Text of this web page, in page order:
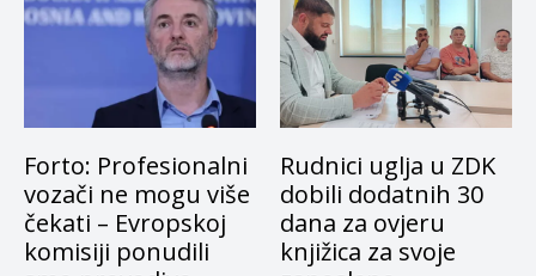
Forto: Profesionalni
vozači ne mogu više
čekati – Evropskoj
komisiji ponudili
Rudnici uglja u ZDK
dobili dodatnih 30
dana za ovjeru
knjižica za svoje